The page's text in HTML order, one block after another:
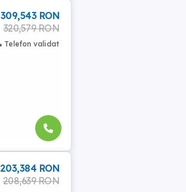
309,543 RON
320,579 RON
Telefon validat
203,384 RON
208,639 RON